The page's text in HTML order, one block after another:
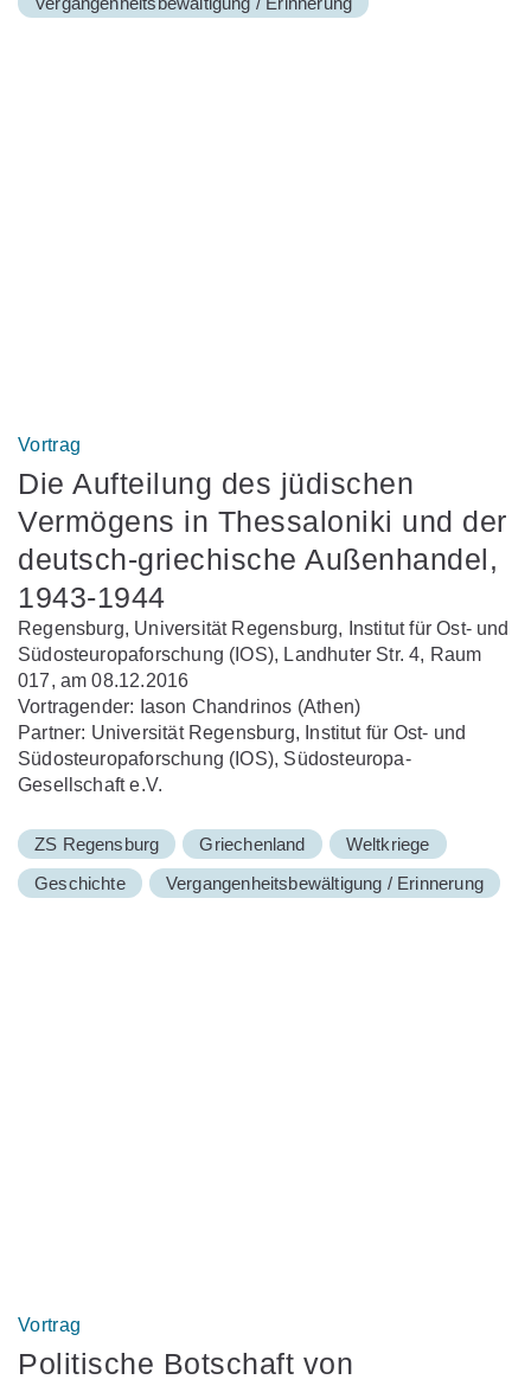
Vortrag
Die Aufteilung des jüdischen
Vermögens in Thessaloniki und der
deutsch-griechische Außenhandel,
1943-1944
Regensburg, Universität Regensburg, Institut für Ost- und
Südosteuropaforschung (IOS), Landhuter Str. 4, Raum
017, am 08.12.2016
Vortragender: Iason Chandrinos (Athen)
Partner: Universität Regensburg, Institut für Ost- und
Südosteuropaforschung (IOS), Südosteuropa-
Gesellschaft e.V.
ZS Regensburg Griechenland
Weltkriege
Geschichte
Vergangenheitsbewältigung / Erinnerung
Vortrag
Politische Botschaft von